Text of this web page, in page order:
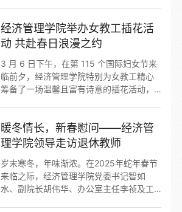
庭的温情与关怀。鲜花赠恩师，温情暖一
线清晨的阳光洒满校园，学院党委书记智
长武韬带着精心准备的鲜花，亲切慰问坚
守在教学一线的教师们，“辛苦了！教师节
快乐！”一句句真挚的祝福，一束束娇艳的
经济管理学院举办女教工插花活
动 共赴春日浪漫之约
3 月 6 日下午，在第 115 个国际妇女节来
临前夕，经济管理学院特别为女教工精心
筹备了一场温馨且富有诗意的插花活动，
工们提供了一个放松身心、享受艺术创作
乐趣的惬意午后。参与活动的李老师兴奋
悠闲的时光来做自己喜欢的事情。这次插
花活动不仅让我学会了新技能，更让我感
受到了学院对我们女教工的关爱，心情格
暖冬情长，新春慰问——经济管
理学院领导走访退休教师
岁末寒冬，年味渐浓。在2025年蛇年春节
来临之际，经济管理学院党委书记智如
水、副院长胡伟华、办公室主任李祯及工